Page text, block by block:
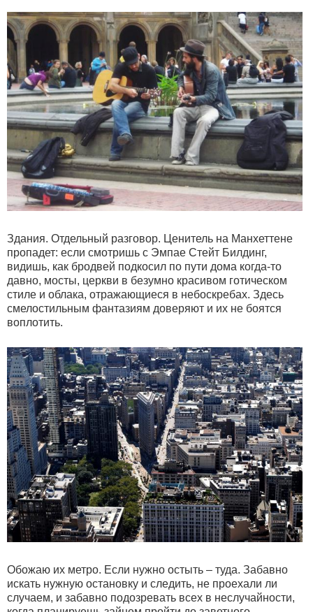
Здания. Отдельный разговор. Ценитель на Манхеттене
пропадет: если смотришь с Эмпае Стейт Билдинг,
видишь, как бродвей подкосил по пути дома когда-то
давно, мосты, церкви в безумно красивом готическом
стиле и облака, отражающиеся в небоскребах. Здесь
смелостильным фантазиям доверяют и их не боятся
воплотить.
Обожаю их метро. Если нужно остыть – туда. Забавно
искать нужную остановку и следить, не проехали ли
случаем, и забавно подозревать всех в неслучайности,